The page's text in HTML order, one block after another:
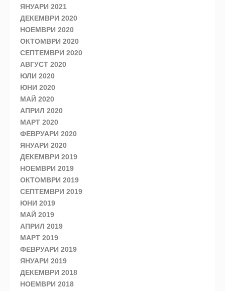
ЯНУАРИ 2021
ДЕКЕМВРИ 2020
НОЕМВРИ 2020
ОКТОМВРИ 2020
СЕПТЕМВРИ 2020
АВГУСТ 2020
ЮЛИ 2020
ЮНИ 2020
МАЙ 2020
АПРИЛ 2020
МАРТ 2020
ФЕВРУАРИ 2020
ЯНУАРИ 2020
ДЕКЕМВРИ 2019
НОЕМВРИ 2019
ОКТОМВРИ 2019
СЕПТЕМВРИ 2019
ЮНИ 2019
МАЙ 2019
АПРИЛ 2019
МАРТ 2019
ФЕВРУАРИ 2019
ЯНУАРИ 2019
ДЕКЕМВРИ 2018
НОЕМВРИ 2018